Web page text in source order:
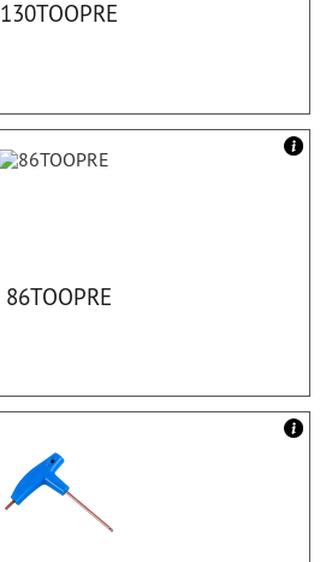
130TOOPRE
86TOOPRE